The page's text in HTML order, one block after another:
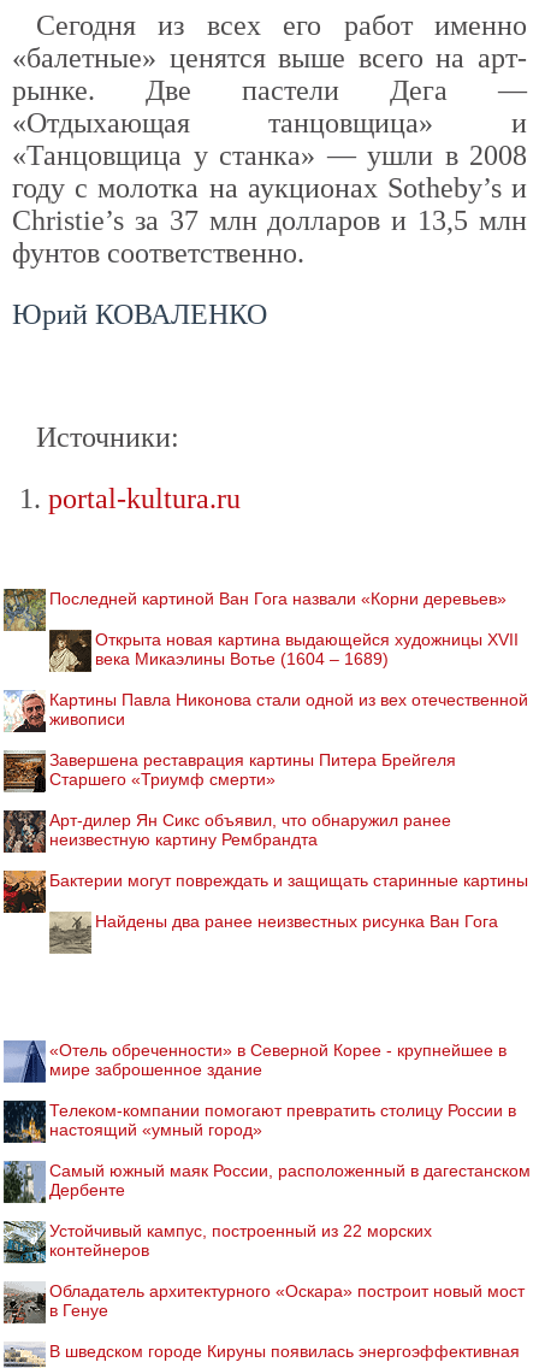
Сегодня из всех его работ именно
«балетные» ценятся выше всего на арт-
рынке. Две пастели Дега —
«Отдыхающая танцовщица» и
«Танцовщица у станка» — ушли в 2008
году с молотка на аукционах Sotheby’s и
Christie’s за 37 млн долларов и 13,5 млн
фунтов соответственно.
Юрий КОВАЛЕНКО
Источники:
portal-kultura.ru
Последней картиной Ван Гога назвали «Корни деревьев»
Открыта новая картина выдающейся художницы XVII
века Микаэлины Вотье (1604 – 1689)
Картины Павла Никонова стали одной из вех отечественной
живописи
Завершена реставрация картины Питера Брейгеля
Старшего «Триумф смерти»
Арт-дилер Ян Сикс объявил, что обнаружил ранее
неизвестную картину Рембрандта
Бактерии могут повреждать и защищать старинные картины
Найдены два ранее неизвестных рисунка Ван Гога
«Отель обреченности» в Северной Корее - крупнейшее в
мире заброшенное здание
Телеком-компании помогают превратить столицу России в
настоящий «умный город»
Самый южный маяк России, расположенный в дагестанском
Дербенте
Устойчивый кампус, построенный из 22 морских
контейнеров
Обладатель архитектурного «Оскара» построит новый мост
в Генуе
В шведском городе Кируны появилась энергоэффективная